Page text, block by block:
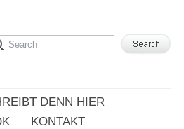
DENN HIER
KONTAKT